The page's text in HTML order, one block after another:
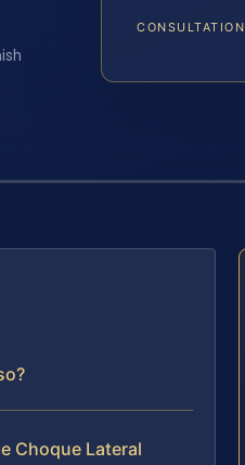
CONSULTATION
Choque Lateral